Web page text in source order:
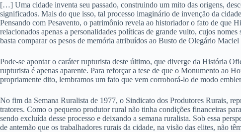
[…] Uma cidade inventa seu passado, construindo um mito das origens,
significados. Mais do que isso, tal processo imaginário de invenção da
Pensando com Pesavento, o patrimônio revela ao historiador o fato de que
relacionados apenas a personalidades políticas de grande vulto, cujos
basta comparar os pesos de memória atribuídos ao Busto de Olegário
Pode-se apontar o caráter rupturista deste último, que diverge da História
rupturista é apenas aparente. Para reforçar a tese de que o Monumento ao
propriamente dito, lembramos um fato que vem corroborá-lo de modo
No fim da Semana Ruralista de 1977, o Sindicato dos Produtores Rurais,
tratores. Como o pequeno produtor rural não tinha condições financeiras
sendo excluída desse processo e deixando a semana ruralista. Sob essa
de antemão que os trabalhadores rurais da cidade, na visão das elites, não